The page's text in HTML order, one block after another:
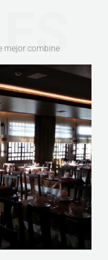
mejor combine